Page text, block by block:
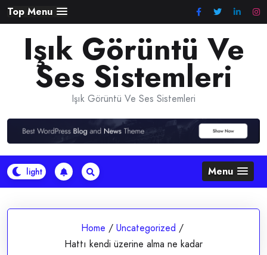
Skip
to
content
Top Menu
Işık Görüntü Ve
Ses Sistemleri
Işık Görüntü Ve Ses Sistemleri
Menu
Home / Uncategorized /
Hattı kendi üzerine alma ne kadar